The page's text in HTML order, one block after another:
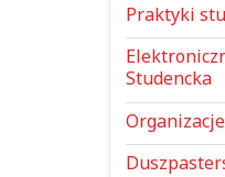
Praktyki
Studencka